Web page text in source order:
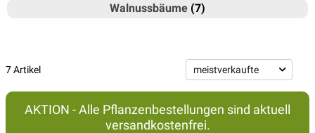
Walnussbäume (7)
7 Artikel
AKTION - Alle Pflanzenbestellungen sind aktuell
versandkostenfrei.